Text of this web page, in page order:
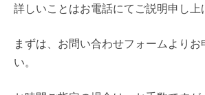
詳しいことはお電話にてご説明申し上
まずは、お問い合わせフォームよりお
い。